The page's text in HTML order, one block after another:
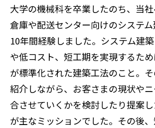
大学の機械科を卒業したのち、当
倉庫や配送センター向けのシステ
10年間経験しました。システム建
や低コスト、短工期を実現するた
が標準化された建築工法のこと。
紹介しながら、お客さまの現状や
合させていくかを検討したり提案
が主なミッションでした。その後